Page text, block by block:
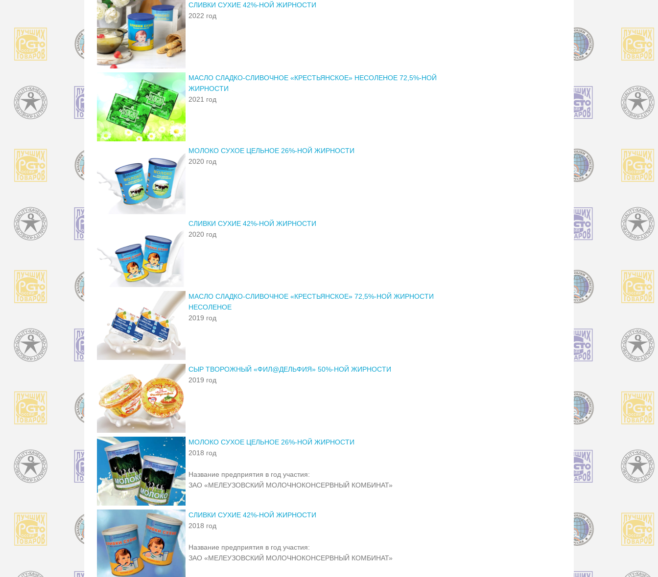
СЛИВКИ СУХИЕ 42%-НОЙ ЖИРНОСТИ
2022 год
МАСЛО СЛАДКО-СЛИВОЧНОЕ «КРЕСТЬЯНСКОЕ» НЕСОЛЕНОЕ 72,5%-НОЙ
ЖИРНОСТИ
2021 год
МОЛОКО СУХОЕ ЦЕЛЬНОЕ 26%-НОЙ ЖИРНОСТИ
2020 год
СЛИВКИ СУХИЕ 42%-НОЙ ЖИРНОСТИ
2020 год
МАСЛО СЛАДКО-СЛИВОЧНОЕ «КРЕСТЬЯНСКОЕ» 72,5%-НОЙ ЖИРНОСТИ
НЕСОЛЕНОЕ
2019 год
СЫР ТВОРОЖНЫЙ «ФИЛ@ДЕЛЬФИЯ» 50%-НОЙ ЖИРНОСТИ
2019 год
МОЛОКО СУХОЕ ЦЕЛЬНОЕ 26%-НОЙ ЖИРНОСТИ
2018 год
Название предприятия в год участия:
ЗАО «МЕЛЕУЗОВСКИЙ МОЛОЧНОКОНСЕРВНЫЙ КОМБИНАТ»
СЛИВКИ СУХИЕ 42%-НОЙ ЖИРНОСТИ
2018 год
Название предприятия в год участия:
ЗАО «МЕЛЕУЗОВСКИЙ МОЛОЧНОКОНСЕРВНЫЙ КОМБИНАТ»